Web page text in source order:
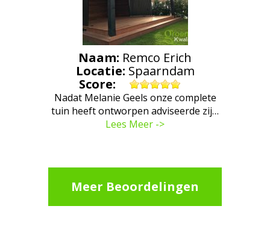
Naam: Remco Erich
Locatie: Spaarndam
Score:
Nadat Melanie Geels onze complete
tuin heeft ontworpen adviseerde zij…
Lees Meer ->
Meer Beoordelingen